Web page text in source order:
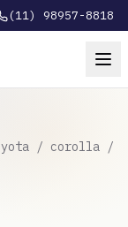
(11) 98957-8818
/ corolla /